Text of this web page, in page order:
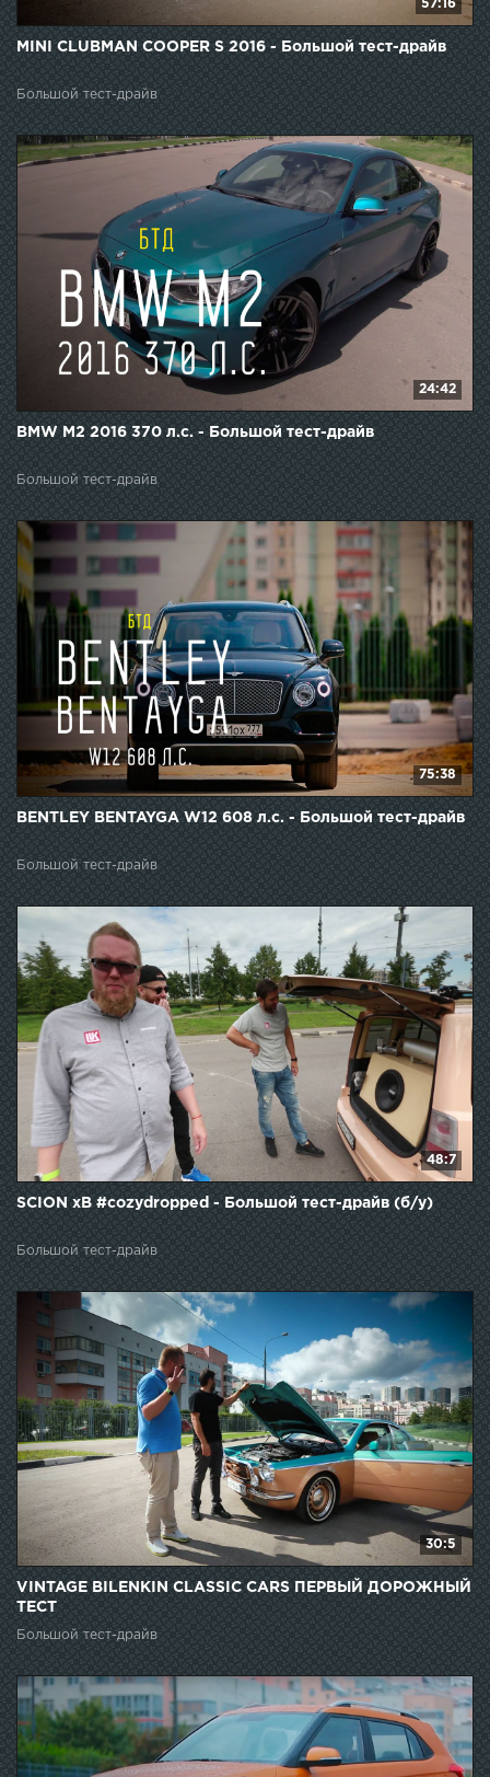
57:16
MINI CLUBMAN COOPER S 2016 - Большой тест-драйв
Большой тест-драйв
24:42
BMW M2 2016 370 л.с. - Большой тест-драйв
Большой тест-драйв
75:38
BENTLEY BENTAYGA W12 608 л.c. - Большой тест-драйв
Большой тест-драйв
48:7
SCION xB #cozydropped - Большой тест-драйв (б/у)
Большой тест-драйв
30:5
VINTAGE BILENKIN CLASSIC CARS ПЕРВЫЙ ДОРОЖНЫЙ
ТЕСТ
Большой тест-драйв